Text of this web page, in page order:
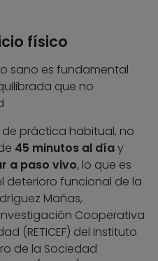
físico
sano es fundamental
que no
de práctica habitual, no
45 minutos al díay
a paso vivo, lo que es
deterioro funcional de la
Mañas,
Cooperativa
(RETICEF) del Instituto
de la Sociedad